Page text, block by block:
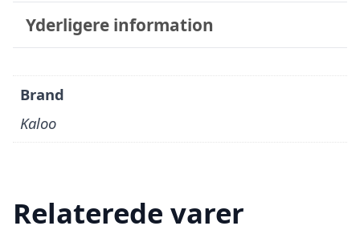
Yderligere information
Brand
Kaloo
Relaterede varer